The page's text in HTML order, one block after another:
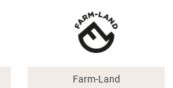
Farm-Land